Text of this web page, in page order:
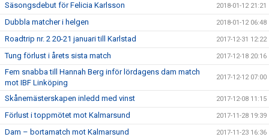
Säsongsdebut för Felicia Karlsson 2018-01-12 21:21
Dubbla matcher i helgen 2018-01-12 06:48
Roadtrip nr. 2 20-21 januari till Karlstad 2017-12-31 12:22
Tung förlust i årets sista match 2017-12-18 20:16
Fem snabba till Hannah Berg inför lördagens dam match
mot IBF Linköping
2017-12-12 07:00
Skånemästerskapen inledd med vinst 2017-12-08 11:15
Förlust i toppmötet mot Kalmarsund 2017-11-28 19:39
Dam – bortamatch mot Kalmarsund 2017-11-23 16:36